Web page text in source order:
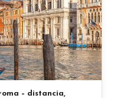
– distancia,